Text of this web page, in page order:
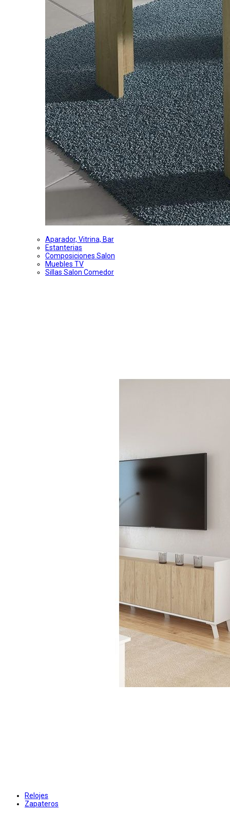
Aparador, Vitrina, Bar
Estanterias
Composiciones Salon
Muebles TV
Sillas Salon Comedor
Relojes
Zapateros